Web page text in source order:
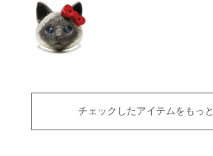
チェックしたアイテムをもっ